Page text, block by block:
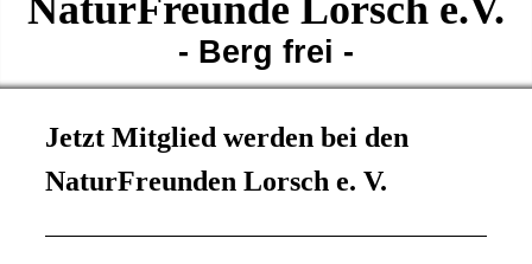
NaturFreunde Lorsch e.V.
- Berg frei -
Jetzt Mitglied werden bei den
NaturFreunden Lorsch e. V.